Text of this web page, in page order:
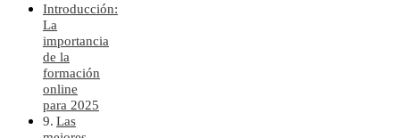
Introducción:
La
importancia
de la
formación
online
para 2025
Las